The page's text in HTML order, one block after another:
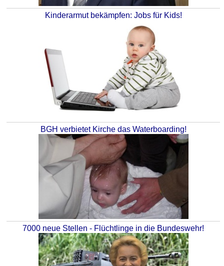
Kinderarmut bekämpfen: Jobs für Kids!
BGH verbietet Kirche das Waterboarding!
7000 neue Stellen - Flüchtlinge in die Bundeswehr!